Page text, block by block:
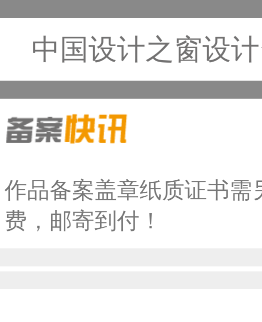
中国设计之窗设
恭喜159****4930用户作
恭喜150****6483用户作
作品备案盖章纸质证书需
费，邮寄到付！